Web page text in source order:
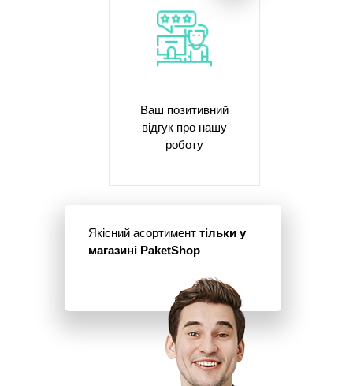
Ваш позитивний
відгук про нашу
роботу
Якісний асортимент тільки у
магазині PaketShop